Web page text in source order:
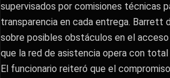
supervisados por comisiones técnicas
transparencia en cada entrega. Barrett
sobre posibles obstáculos en el acceso
que la red de asistencia opera con
El funcionario reiteró que el